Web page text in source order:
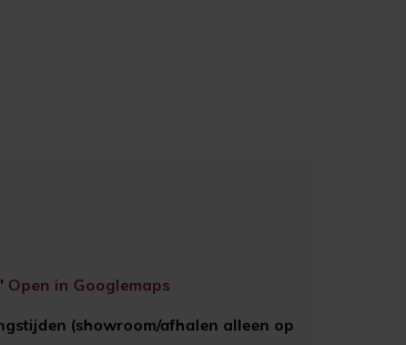
Open in Googlemaps
(showroom/afhalen alleen op